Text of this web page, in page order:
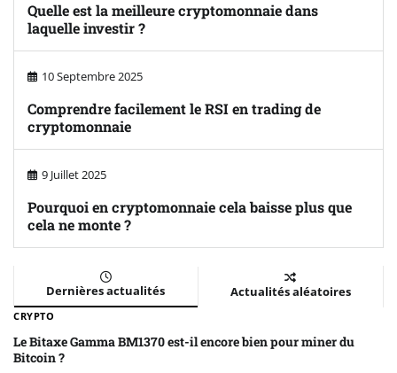
Quelle est la meilleure cryptomonnaie dans
laquelle investir ?
10 Septembre 2025
Comprendre facilement le RSI en trading de
cryptomonnaie
9 Juillet 2025
Pourquoi en cryptomonnaie cela baisse plus que
cela ne monte ?
Dernières actualités Actualités aléatoires
CRYPTO
Le Bitaxe Gamma BM1370 est-il encore bien pour miner du
Bitcoin ?